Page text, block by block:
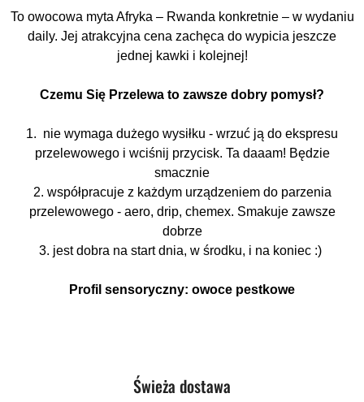
To owocowa myta Afryka – Rwanda konkretnie – w wydaniu
daily. Jej atrakcyjna cena zachęca do wypicia jeszcze
jednej kawki i kolejnej!
Czemu Się Przelewa to zawsze dobry pomysł?
1. nie wymaga dużego wysiłku - wrzuć ją do ekspresu
przelewowego i wciśnij przycisk. Ta daaam! Będzie
smacznie
2. współpracuje z każdym urządzeniem do parzenia
przelewowego - aero, drip, chemex. Smakuje zawsze
dobrze
3. jest dobra na start dnia, w środku, i na koniec :)
Profil sensoryczny: owoce pestkowe
Pomiń karuzelę produktów
Produkty
Świeża dostawa